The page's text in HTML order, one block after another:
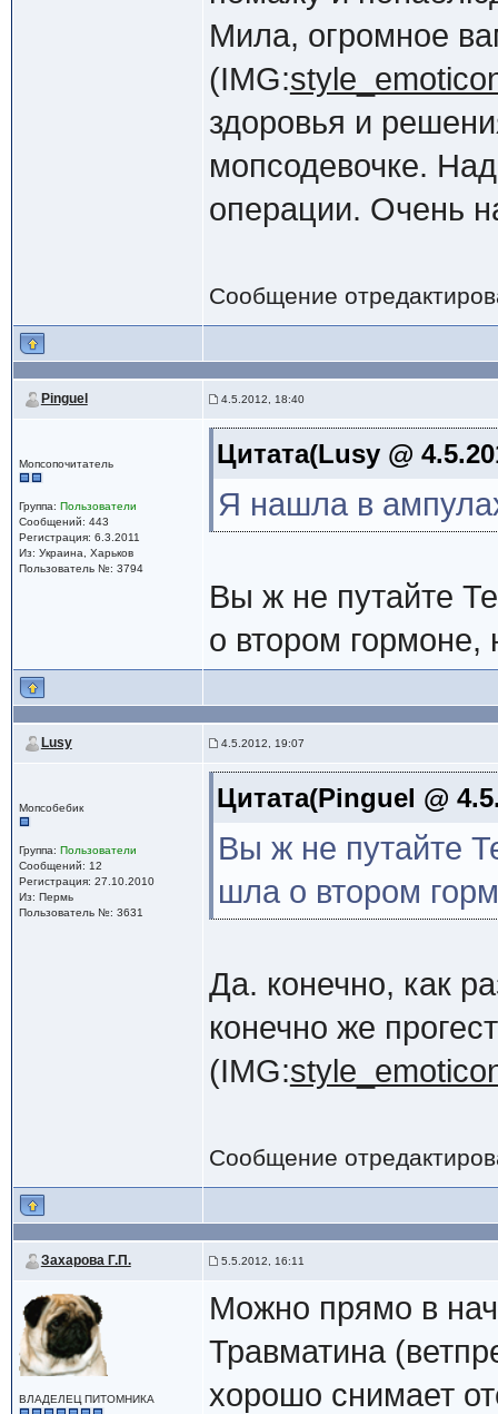
Мила, огромное
(IMG:
здоровья и
мопсодевочке.
операции. Очень
Сообщение
Pinguel 4.5.2012, 18:40
Мопсопочитатель
Группа: Пользователи
Сообщений: 443
Регистрация: 6.3.2011
Из: Украина, Харьков
Пользователь №: 3794
Цитата(Lusy @
Я нашла в
Вы ж не путайте
о втором гормоне,
Lusy 4.5.2012, 19:07
Мопсобебик
Группа: Пользователи
Сообщений: 12
Регистрация: 27.10.2010
Из: Пермь
Пользователь №: 3631
Цитата(Pinguel @
Вы ж не путайте
шла о втором
Да. конечно, как
конечно же
(IMG:
Сообщение
Захарова Г.П. 5.5.2012, 16:11
ВЛАДЕЛЕЦ ПИТОМНИКА
Можно прямо в
Травматина
хорошо снимает